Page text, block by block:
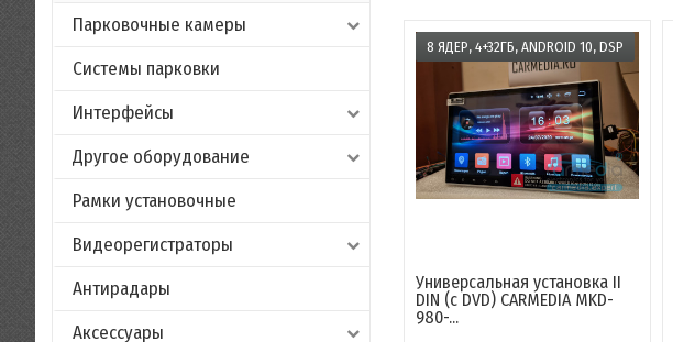
Парковочные камеры
Системы парковки
Интерфейсы
Другое оборудование
Рамки установочные
Видеорегистраторы
Антирадары
Аксессуары
8 ЯДЕР, 4+32ГБ, ANDROID 10, DSP
Универсальная установка II
DIN (с DVD) CARMEDIA MKD-
980-...